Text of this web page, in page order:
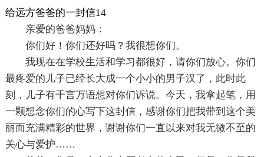
给远方爸爸的一封信14
亲爱的爸爸妈妈：
你们好！你们还好吗？我很想你们。
我现在在学校生活和学习都很好，请你们放心。你们
最疼爱的儿子已经长大成一个小小的男子汉了，此时此
刻，儿子有千言万语想对你们诉说。今天，我拿起笔，用
一颗想念你们的心写下这封信，感谢你们把我带到这个美
丽而充满精彩的世界，谢谢你们一直以来对我无微不至的
关心与爱护……